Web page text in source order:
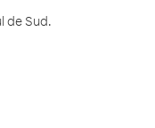
de Sud.